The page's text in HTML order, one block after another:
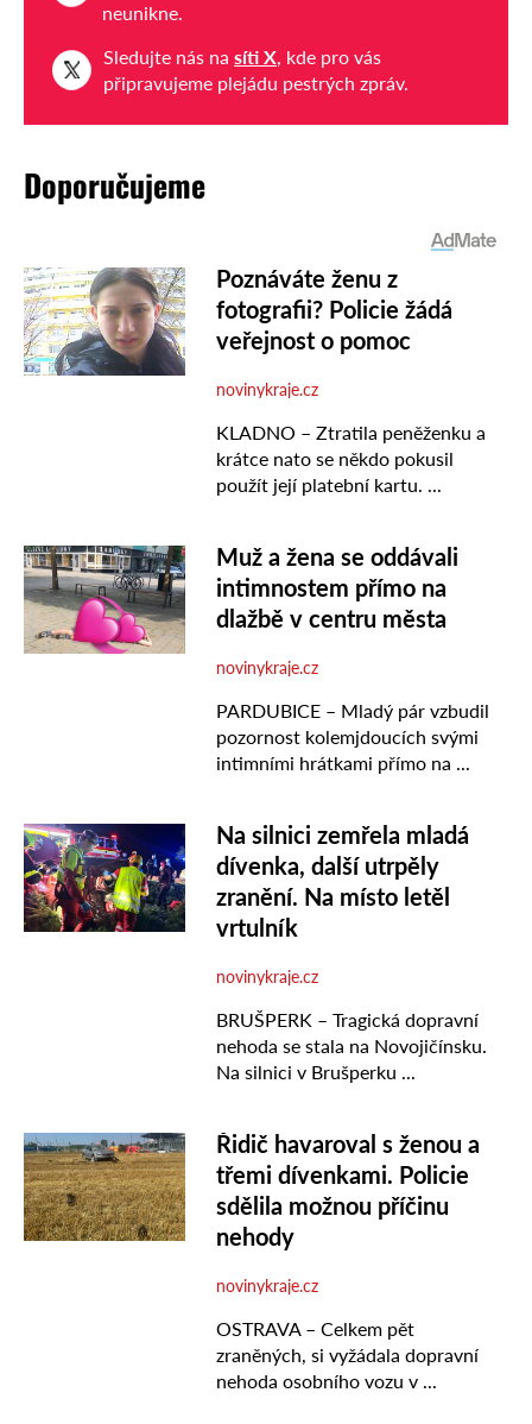
neunikne.
Sledujte nás na síti X, kde pro vás
připravujeme plejádu pestrých zpráv.
Doporučujeme